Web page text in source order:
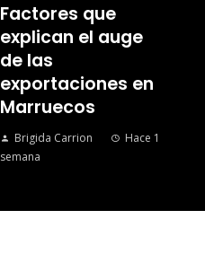
Factores que
explican el auge
de las
exportaciones en
Marruecos
Brigida Carrion
Hace 1
semana